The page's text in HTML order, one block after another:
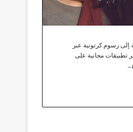
رسوم كرتونية عبر
تطبيقات مجانية على